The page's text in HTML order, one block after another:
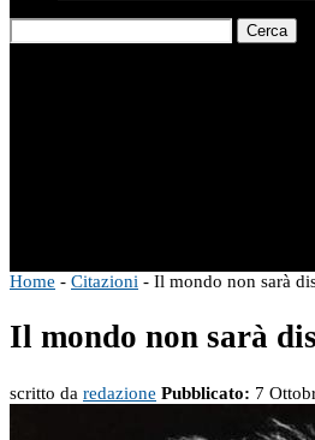
Cerca
Home - Citazioni - Il mondo non sarà
Il mondo non sarà
scritto da redazione Pubblicato: 7